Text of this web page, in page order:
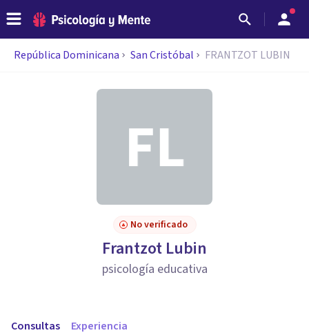
República Dominicana San Cristóbal FRANTZOT LUBIN
No verificado
Frantzot Lubin
psicología educativa
Consultas Experiencia